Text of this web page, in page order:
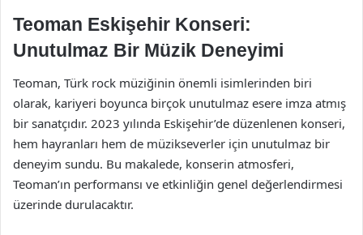
Teoman Eskişehir Konseri:
Unutulmaz Bir Müzik Deneyimi
Teoman, Türk rock müziğinin önemli isimlerinden biri
olarak, kariyeri boyunca birçok unutulmaz esere imza atmış
bir sanatçıdır. 2023 yılında Eskişehir’de düzenlenen konseri,
hem hayranları hem de müzikseverler için unutulmaz bir
deneyim sundu. Bu makalede, konserin atmosferi,
Teoman’ın performansı ve etkinliğin genel değerlendirmesi
üzerinde durulacaktır.